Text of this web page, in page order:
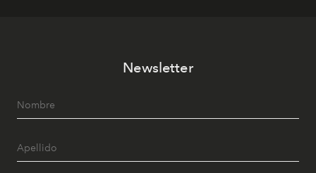
Newsletter